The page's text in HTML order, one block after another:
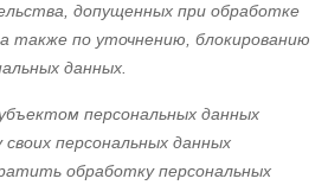
допущенных при обработке
также по уточнению, блокированию
данных.
персональных данных
персональных данных
обработку персональных